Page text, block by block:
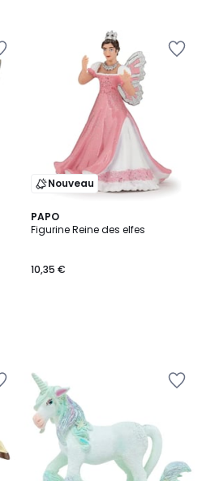
Nouveau
PAPO
Figurine Reine des elfes
10,35 €